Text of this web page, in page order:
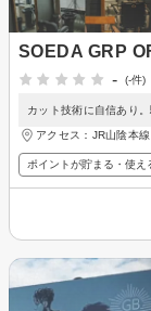
SOEDA GRP
-
(-件)
カット技術に自信あり
アクセス：JR山陰本
ポイントが貯まる・使え